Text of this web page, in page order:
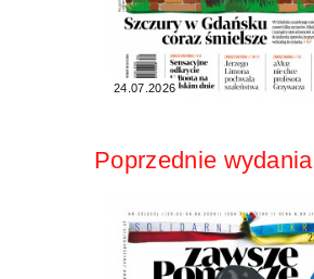
24.07.2026
Poprzednie wydania